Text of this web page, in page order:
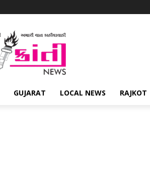
GUJARAT LOCAL NEWS RAJKOT